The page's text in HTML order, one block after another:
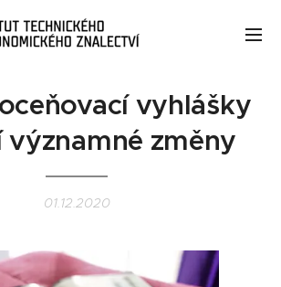
vyhlášky
významné změny
01.12.2020